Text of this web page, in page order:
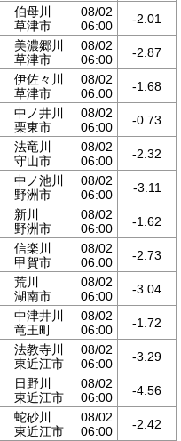
伯母川
草津市
08/02
06:00
-2.01
美濃郷川
草津市
08/02
06:00
-2.87
伊佐々川
草津市
08/02
06:00
-1.68
中ノ井川
栗東市
08/02
06:00
-0.73
法竜川
守山市
08/02
06:00
-2.32
中ノ池川
野洲市
08/02
06:00
-3.11
新川
野洲市
08/02
06:00
-1.62
信楽川
甲賀市
08/02
06:00
-2.73
荒川
湖南市
08/02
06:00
-3.04
中津井川
竜王町
08/02
06:00
-1.72
法教寺川
東近江市
08/02
06:00
-3.29
日野川
東近江市
08/02
06:00
-4.56
蛇砂川
東近江市
08/02
06:00
-2.42